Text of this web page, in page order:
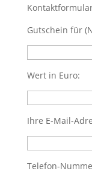
Gutschein für
Wert in Euro:
Ihre E-Mail-
Telefon-